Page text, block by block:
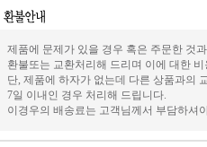
제품에 문제가 있을 경우 혹은 주문한 것
환불또는 교환처리해 드리며 이에 대한
단, 제품에 하자가 없는데 다른 상품과의
7일 이내인 경우 처리해 드립니다.
이경우의 배송료는 고객님께서 부담하셔